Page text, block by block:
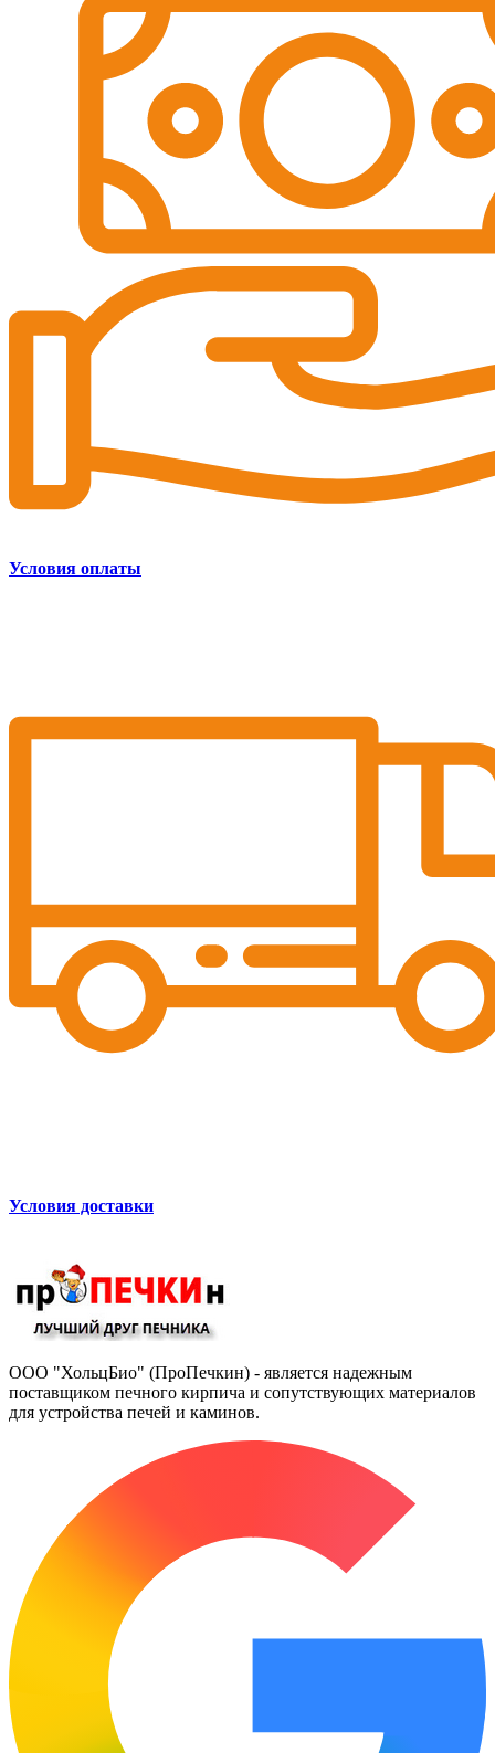
Условия оплаты
Условия доставки
ООО "ХольцБио" (ПроПечкин) - является надежным
поставщиком печного кирпича и сопутствующих материалов
для устройства печей и каминов.